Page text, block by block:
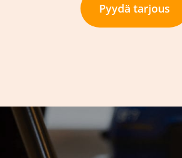
Pyydä tarjous